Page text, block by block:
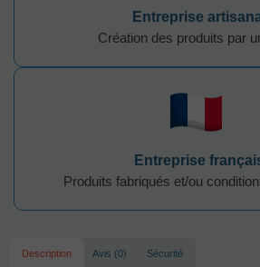
Entreprise
Création des produits par
Entreprise
Produits fabriqués et/ou
Description Avis (0) Sécurité